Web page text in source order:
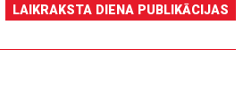
LAIKRAKSTA DIENA PUBLIKĀCIJAS